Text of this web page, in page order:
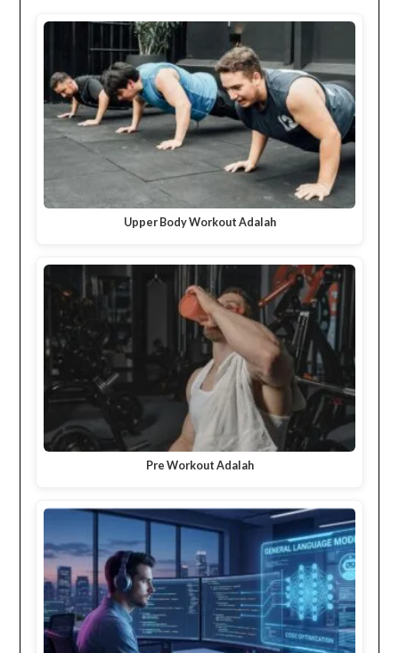
Upper Body Workout Adalah
Pre Workout Adalah